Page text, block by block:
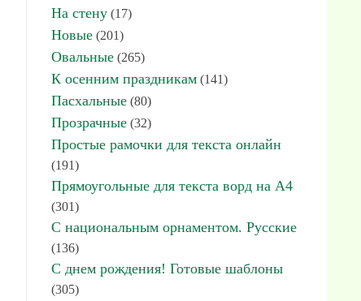
На стену (17)
Новые (201)
Овальные (265)
К осенним праздникам (141)
Пасхальные (80)
Прозрачные (32)
Простые рамочки для текста онлайн
(191)
Прямоугольные для текста ворд на А4
(301)
С национальным орнаментом. Русские
(136)
С днем рождения! Готовые шаблоны
(305)